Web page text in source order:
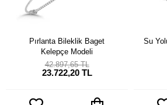
Pırlanta Bileklik Baget
Kelepçe Modeli
23.722,20 TL
42.897,65 TL
Su